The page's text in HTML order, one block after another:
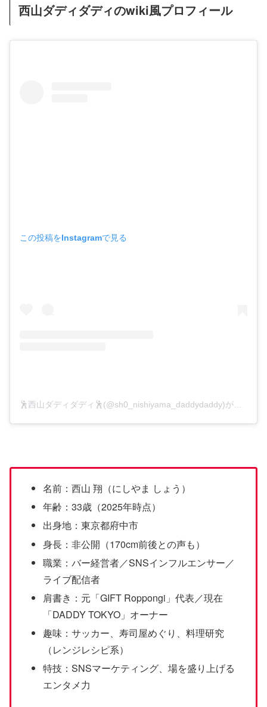
西山ダディダディのwiki風プロフィール
この投稿をInstagramで見る
名前：西山 翔（にしやま しょう）
年齢：33歳（2025年時点）
出身地：東京都府中市
身長：非公開（170cm前後との声も）
職業：バー経営者／SNSインフルエンサー／
ライブ配信者
肩書き：元「GIFT Roppongi」代表／現在
「DADDY TOKYO」オーナー
趣味：サッカー、寿司屋めぐり、料理研究
（レンジレシピ系）
特技：SNSマーケティング、場を盛り上げる
エンタメ力